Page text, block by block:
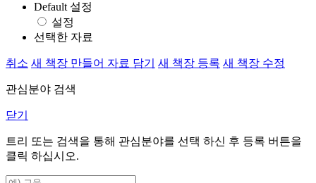
Default 설정
설정
선택한 자료
취소 새 책장 만들어 자료 담기 새 책장 등록 새 책장 수정
관심분야 검색
닫기
트리 또는 검색을 통해 관심분야를 선택 하신 후 등록 버튼을
클릭 하십시오.